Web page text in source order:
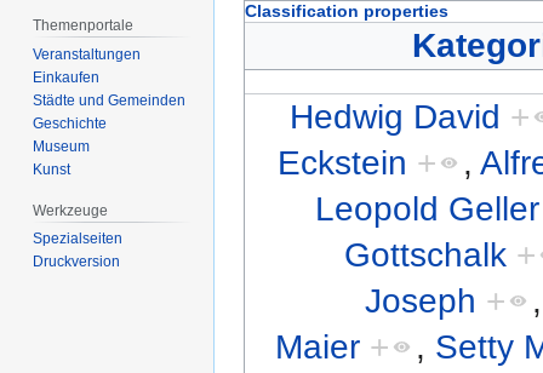
Classification properties
Hedwig David +
Eckstein + ,
Leopold Geller
Gottschalk +
Joseph +
Maier + , Setty
Themenportale
Veranstaltungen
Einkaufen
Städte und Gemeinden
Geschichte
Museum
Kunst
Werkzeuge
Spezialseiten
Druckversion